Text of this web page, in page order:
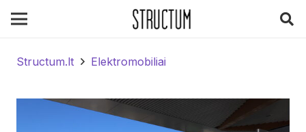
Structum.lt Elektromobiliai